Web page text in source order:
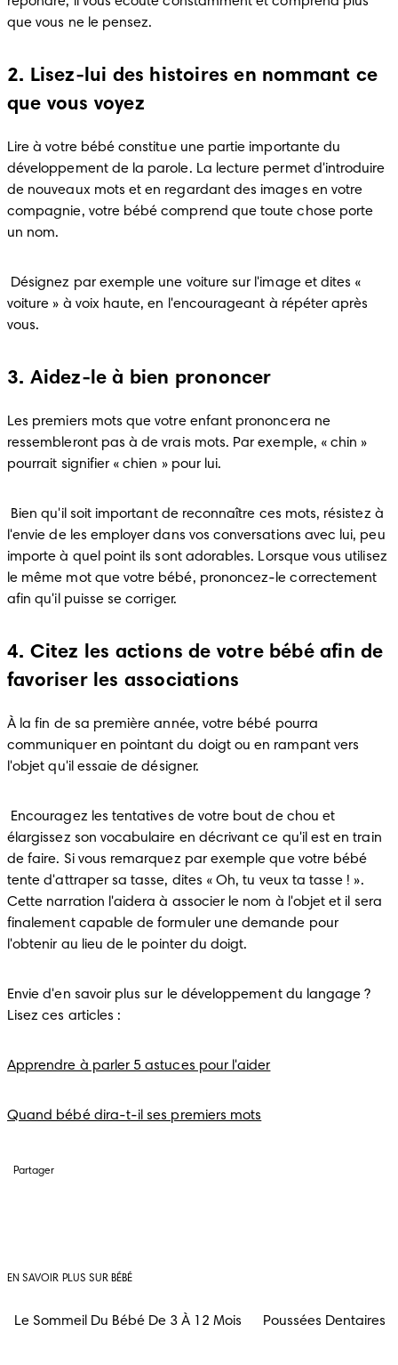
que vous ne le pensez.
2. Lisez-lui des histoires en nommant ce
que vous voyez
Lire à votre bébé constitue une partie importante du
développement de la parole. La lecture permet d'introduire
de nouveaux mots et en regardant des images en votre
compagnie, votre bébé comprend que toute chose porte
un nom.
voiture » à voix haute, en l'encourageant à répéter après
vous.
3. Aidez-le à bien prononcer
Les premiers mots que votre enfant prononcera ne
ressembleront pas à de vrais mots. Par exemple, « chin »
pourrait signifier « chien » pour lui.
l'envie de les employer dans vos conversations avec lui, peu
importe à quel point ils sont adorables. Lorsque vous utilisez
le même mot que votre bébé, prononcez-le correctement
afin qu'il puisse se corriger.
4. Citez les actions de votre bébé afin de
favoriser les associations
À la fin de sa première année, votre bébé pourra
communiquer en pointant du doigt ou en rampant vers
l'objet qu'il essaie de désigner.
élargissez son vocabulaire en décrivant ce qu'il est en train
de faire. Si vous remarquez par exemple que votre bébé
tente d'attraper sa tasse, dites « Oh, tu veux ta tasse ! ».
Cette narration l'aidera à associer le nom à l'objet et il sera
finalement capable de formuler une demande pour
l'obtenir au lieu de le pointer du doigt.
Envie d'en savoir plus sur le développement du langage ?
Lisez ces articles :
Apprendre à parler 5 astuces pour l'aider
Quand bébé dira-t-il ses premiers mots
Partager
EN SAVOIR PLUS SUR BÉBÉ
Le Sommeil Du Bébé De 3 À 12 Mois Poussées Dentaires